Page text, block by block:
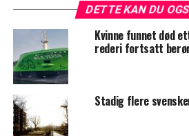
DETTE KAN DU
Kvinne funnet død
rederi fortsatt
Stadig flere